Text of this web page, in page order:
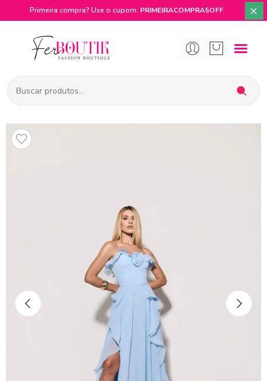
Primeira compra? Use o cupom: PRIMEIRACOMPRA5OFF ×